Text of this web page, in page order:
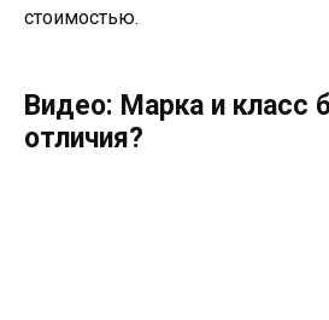
стоимостью.
Видео: Марка и класс
отличия?